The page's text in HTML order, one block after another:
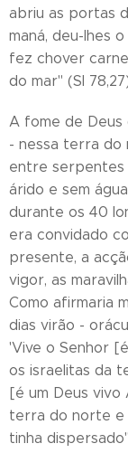
abriu as portas
maná, deu-lhes
fez chover
do mar" (Sl
A fome de
- nessa terra do
entre serpentes
árido e sem
durante os 40
era convidado
presente, a
vigor, as
Como afirmaria
dias virão -
'Vive o Senhor
os israelitas da
[é um Deus vivo
terra do norte e
tinha